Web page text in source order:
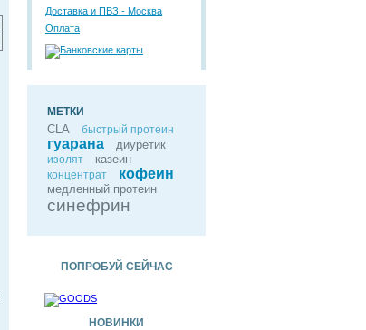
Доставка и ПВЗ - Москва
Оплата
МЕТКИ
CLA быстрый протеин
гуарана диуретик
изолят казеин
концентрат кофеин
медленный протеин
синефрин
ПОПРОБУЙ СЕЙЧАС
НОВИНКИ